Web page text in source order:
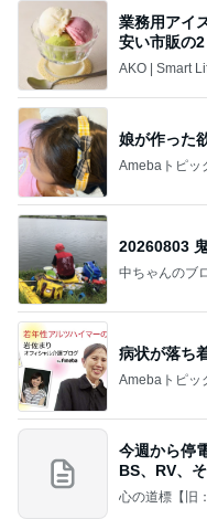
業務用アイ
安い市販の
トレ
AKO | Smart
娘が作った
Amebaトピッ
中ちゃんのブ
病状が落ち
Amebaトピッ
今週から停
BS、RV、
心の道標【旧